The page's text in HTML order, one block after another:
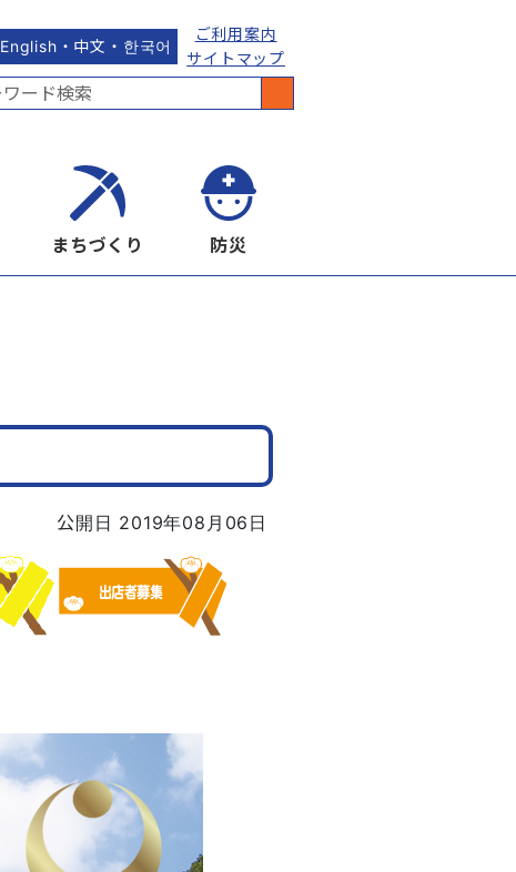
English・中文・한국어
ご利用案内
サイトマップ
まちづくり 防災
公開日 2019年08月06日